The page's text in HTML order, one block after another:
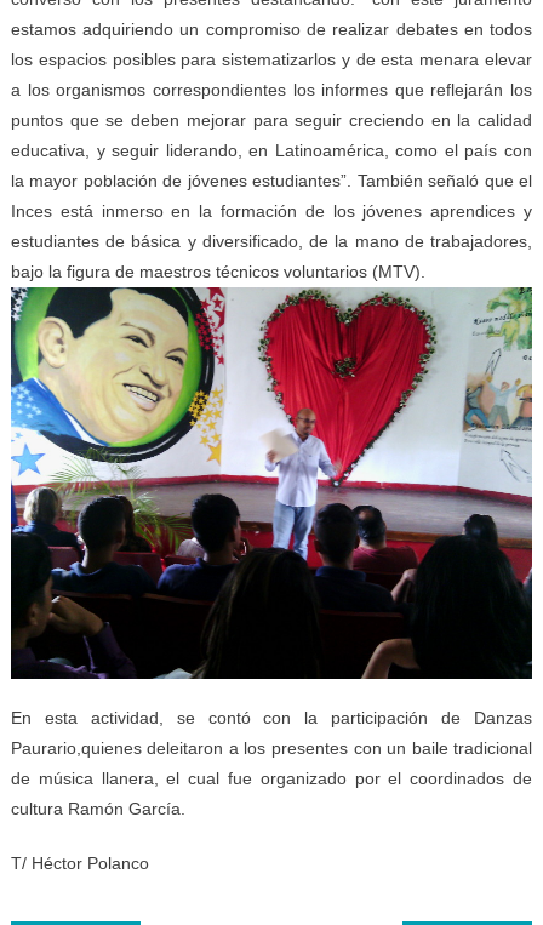
estamos adquiriendo un compromiso de realizar debates en todos
los espacios posibles para sistematizarlos y de esta menara elevar
a los organismos correspondientes los informes que reflejarán los
puntos que se deben mejorar para seguir creciendo en la calidad
educativa, y seguir liderando, en Latinoamérica, como el país con
la mayor población de jóvenes estudiantes”. También señaló que el
Inces está inmerso en la formación de los jóvenes aprendices y
estudiantes de básica y diversificado, de la mano de trabajadores,
bajo la figura de maestros técnicos voluntarios (MTV).
En esta actividad, se contó con la participación de Danzas
Paurario,quienes deleitaron a los presentes con un baile tradicional
de música llanera, el cual fue organizado por el coordinados de
cultura Ramón García.
T/ Héctor Polanco